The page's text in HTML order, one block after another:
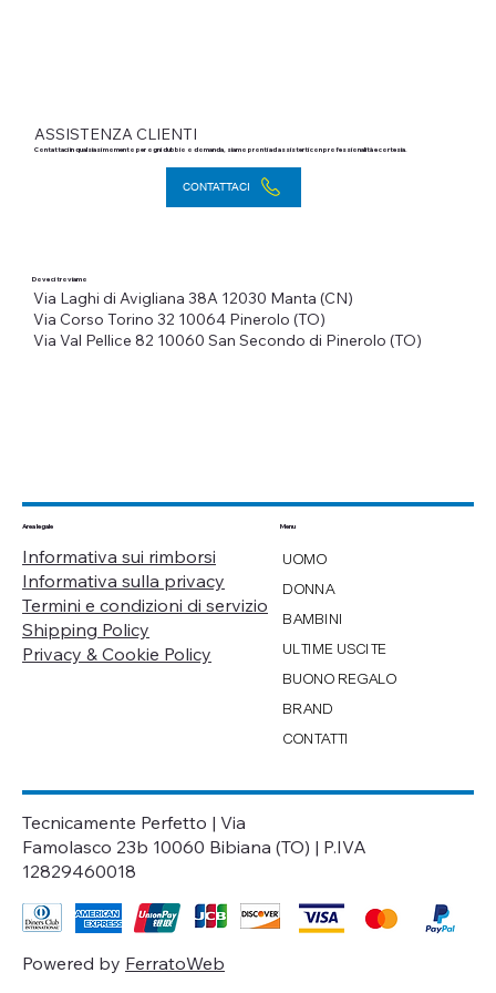
Contattaci in qualsiasi momento per ogni dubbio o domanda, siamo pronti ad assisterti con professionalità e cortesia.
CONTATTACI
ASSISTENZA CLIENTI
Dove ci troviamo
Via Laghi di Avigliana 38A 12030 Manta (CN)
Via Val Pellice 82 10060 San Secondo di Pinerolo (TO)
Via Corso Torino 32 10064 Pinerolo (TO)
Area legale
Informativa sui rimborsi
Informativa sulla privacy
Termini e condizioni di servizio
Shipping Policy
Privacy & Cookie Policy
Menu
UOMO
DONNA
BAMBINI
ULTIME USCITE
BUONO REGALO
BRAND
CONTATTI
Tecnicamente Perfetto | Via
Famolasco 23b 10060 Bibiana (TO) | P.IVA
12829460018
Powered by FerratoWeb